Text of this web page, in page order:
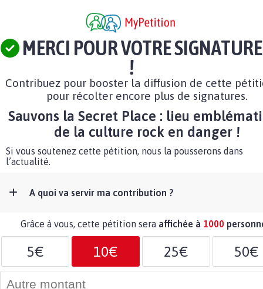
MERCI POUR VOTRE SIGNATURE
!
Contribuez pour booster la diffusion de cette
pour récolter encore plus de signatures.
Sauvons la Secret Place : lieu
de la culture rock en danger !
Si vous soutenez cette pétition, nous la pousserons dans
l’actualité.
A quoi va servir ma contribution ?
Grâce à vous, cette pétition sera affichée à 1000
5€ 10€ 25€ 50€